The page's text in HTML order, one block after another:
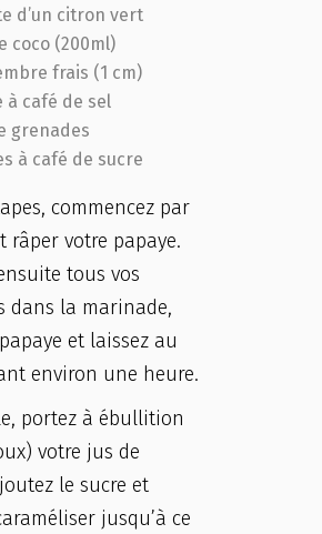
d’un citron vert
coco (200ml)
frais (1 cm)
à café de sel
grenades
à café de sucre
commencez par
râper votre papaye.
tous vos
dans la marinade,
et laissez au
environ une heure.
portez à ébullition
votre jus de
le sucre et
jusqu’à ce